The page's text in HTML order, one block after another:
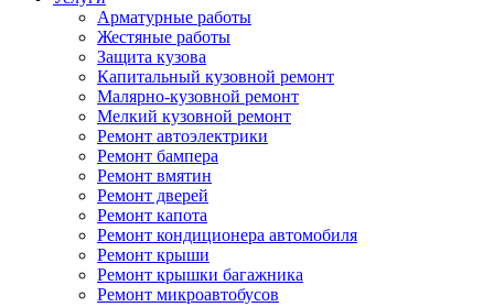
Арматурные работы
Жестяные работы
Защита кузова
Капитальный кузовной ремонт
Малярно-кузовной ремонт
Мелкий кузовной ремонт
Ремонт автоэлектрики
Ремонт бампера
Ремонт вмятин
Ремонт дверей
Ремонт капота
Ремонт кондиционера автомобиля
Ремонт крыши
Ремонт крышки багажника
Ремонт микроавтобусов